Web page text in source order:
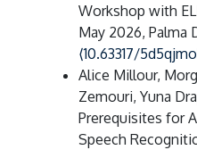
Workshop with
May 2026, Palma
⟨10.63317/
Alice Millour,
Zemouri, Yuna
Prerequisites for
Speech